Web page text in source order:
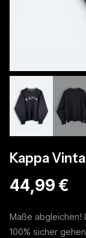
Kappa
44,99 €
Maße abgleichen!
100% sicher